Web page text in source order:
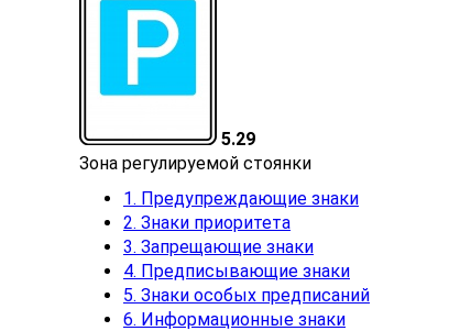
5.29
Зона регулируемой стоянки
1. Предупреждающие знаки
2. Знаки приоритета
3. Запрещающие знаки
4. Предписывающие знаки
5. Знаки особых предписаний
6. Информационные знаки